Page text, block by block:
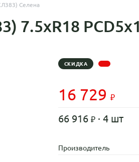
Селена
СКИДКА
16 729
66 916 · 4 шт
Производитель